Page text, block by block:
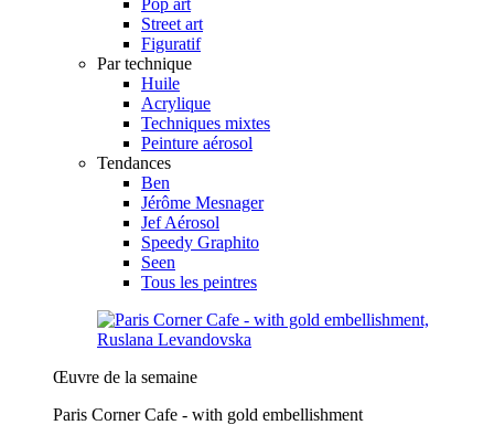
Street art
Figuratif
Par technique
Huile
Acrylique
Techniques mixtes
Peinture aérosol
Tendances
Ben
Jérôme Mesnager
Jef Aérosol
Speedy Graphito
Seen
Tous les peintres
Œuvre de la semaine
Paris Corner Cafe - with gold embellishment